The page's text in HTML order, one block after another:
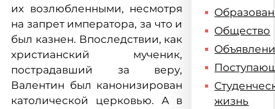
их возлюбленными, несмотря
на запрет императора, за что и
был казнен. Впоследствии, как
христианский мученик,
пострадавший за веру,
Валентин был канонизирован
католической церковью. А в
Общество
жизнь